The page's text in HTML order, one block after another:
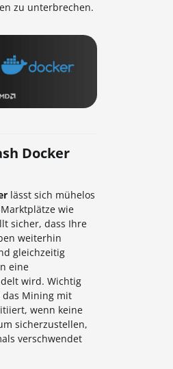
zu unterbrechen.
Docker
lässt sich mühelos
wie
sicher, dass Ihre
weiterhin
gleichzeitig
eine
wird. Wichtig
das Mining mit
wenn keine
sicherzustellen,
verschwendet